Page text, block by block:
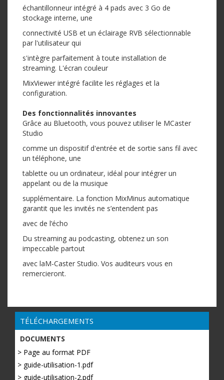
échantillonneur intégré à 4 pads avec 3 Go de
stockage interne, une
connectivité USB et un éclairage RVB sélectionnable
par l'utilisateur qui
s'intègre parfaitement à toute installation de
streaming. L'écran couleur
MixViewer intégré facilite les réglages et la
configuration.
Des fonctionnalités innovantes
Grâce au Bluetooth, vous pouvez utiliser le MCaster
Studio
comme un dispositif d'entrée et de sortie sans fil avec
un téléphone, une
tablette ou un ordinateur, idéal pour intégrer un
appelant ou de la musique
supplémentaire. La fonction MixMinus automatique
garantit que les invités ne s’entendent pas
avec de l’écho
Du streaming au podcasting, obtenez un son
impeccable partout
avec laM-Caster Studio. Vos auditeurs vous en
remercieront.
TÉLÉCHARGEMENTS
DOCUMENTS
> Page au format PDF
> guide-utilisation-1.pdf
> guide-utilisation-2.pdf